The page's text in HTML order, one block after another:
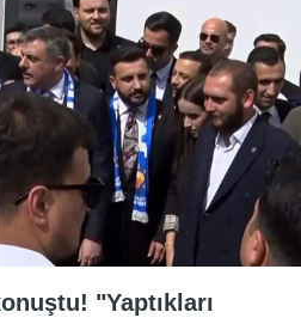
"Yaptıkları